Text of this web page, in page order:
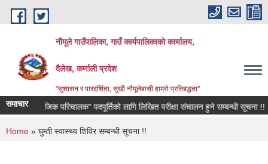
Skip to main content
नौमूले गाउँपालिका, गाउँ कार्यपालिकाको कार्यालय,
दैलेख, कर्णाली प्रदेश
"सुशासन र पारदर्शिता, सुखी नौमूलेबासी हाम्रो प्रतिबद्धता"
समाचार
"सामाजिक परिचालक" पदपूर्तिको लागि लिखित परीक्षा संचालन हुने सम्बन्धी सूचना !!
You are here
Home » घुम्ती स्वास्थ्य शिविर सम्बन्धी सूचना !!